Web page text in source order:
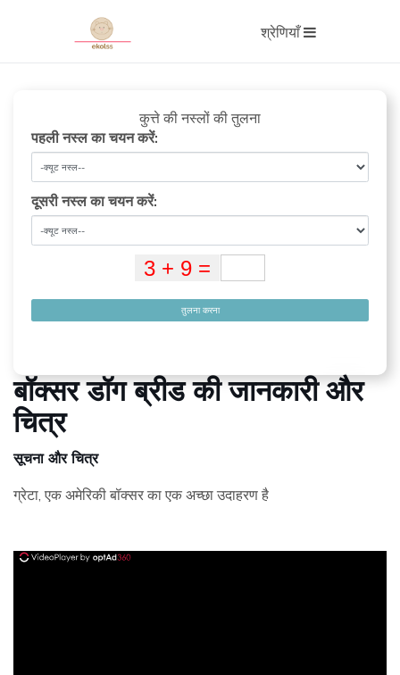
श्रेणियाँ
कुत्ते की नस्लों की तुलना
पहली नस्ल का चयन करें:
दूसरी नस्ल का चयन करें:
तुलना करना
बॉक्सर डॉग ब्रीड की जानकारी और
चित्र
सूचना और चित्र
ग्रेटा, एक अमेरिकी बॉक्सर का एक अच्छा उदाहरण है